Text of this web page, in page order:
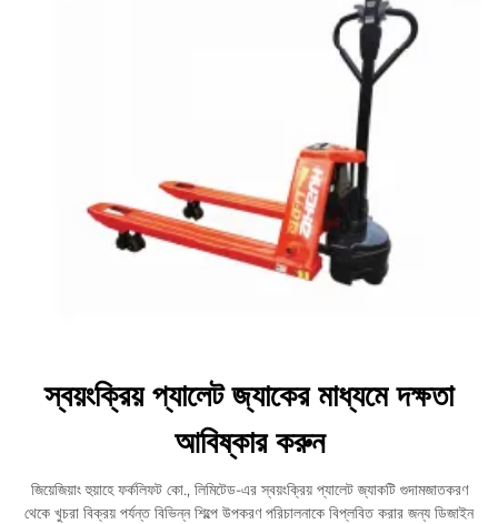
স্বয়ংক্রিয় প্যালেট জ্যাকের মাধ্যমে দক্ষতা
আবিষ্কার করুন
জিয়েজিয়াং হুয়াহে ফর্কলিফট কো., লিমিটেড-এর স্বয়ংক্রিয় প্যালেট জ্যাকটি গুদামজাতকরণ
থেকে খুচরা বিক্রয় পর্যন্ত বিভিন্ন শিল্পে উপকরণ পরিচালনাকে বিপ্লবিত করার জন্য ডিজাইন